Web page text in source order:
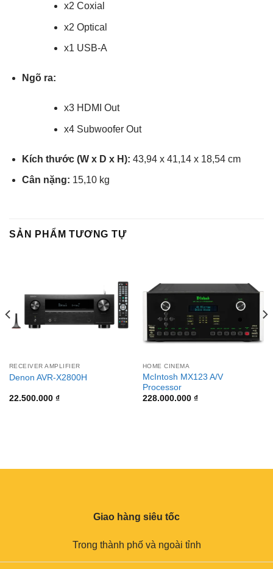
x2 Coxial
x2 Optical
x1 USB-A
Ngõ ra:
x3 HDMI Out
x4 Subwoofer Out
Kích thước (W x D x H): 43,94 x 41,14 x 18,54 cm
Cân nặng: 15,10 kg
SẢN PHẨM TƯƠNG TỰ
RECEIVER AMPLIFIER
Denon AVR-X2800H
22.500.000 ₫
HOME CINEMA
McIntosh MX123 A/V
Processor
228.000.000 ₫
Giao hàng siêu tốc
Trong thành phố và ngoài tỉnh